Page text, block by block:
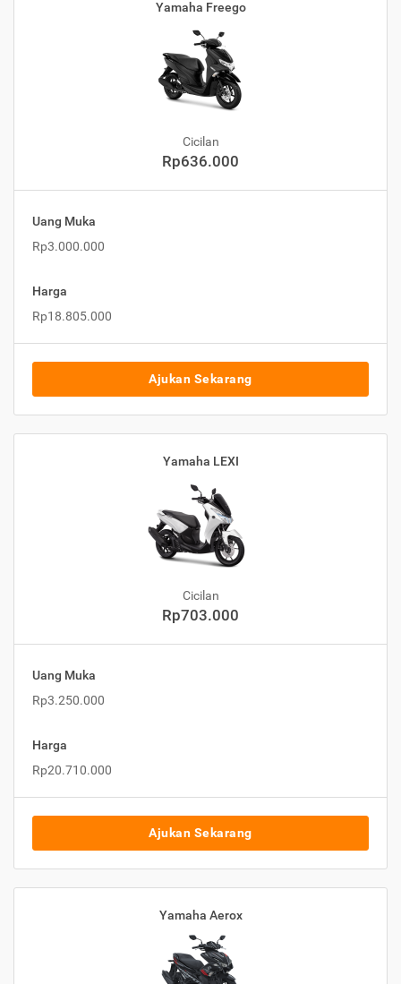
Yamaha Freego
Cicilan
Rp636.000
Uang Muka
Rp3.000.000
Harga
Rp18.805.000
Ajukan Sekarang
Yamaha LEXI
Cicilan
Rp703.000
Uang Muka
Rp3.250.000
Harga
Rp20.710.000
Ajukan Sekarang
Yamaha Aerox